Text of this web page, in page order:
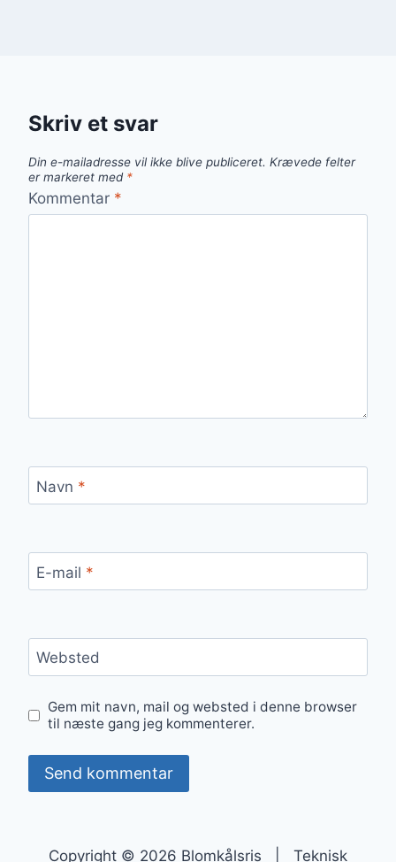
Skriv et svar
Din e-mailadresse vil ikke blive publiceret. Krævede felter
er markeret med *
Kommentar *
Navn *
E-mail *
Websted
Gem mit navn, mail og websted i denne browser
til næste gang jeg kommenterer.
Copyright © 2026 Blomkålsris | Teknisk